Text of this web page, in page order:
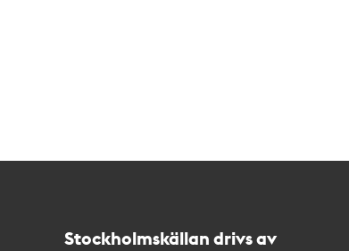
Stockholmskällan drivs av